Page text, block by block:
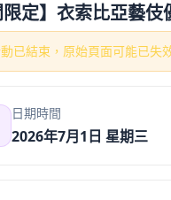
限定】衣索比亞藝伎
已結束，原始頁面可能已失
日期時間
2026年7月1日 星期三